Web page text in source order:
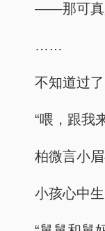
——那可真
……
不知道过
“喂，跟我
柏微言小眉
小孩心中